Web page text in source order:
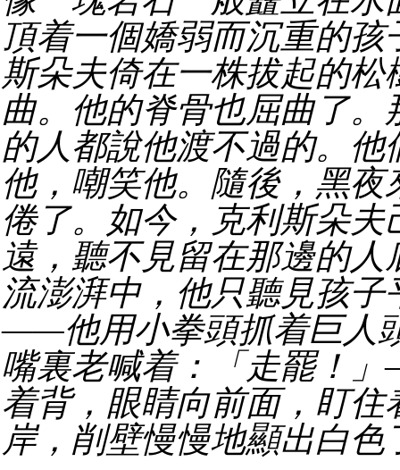
頂着一個嬌弱而沉重的孩
斯朵夫倚在一株拔起的松
曲。他的脊骨也屈曲了。
的人都說他渡不過的。他
他，嘲笑他。隨後，黑夜
倦了。如今，克利斯朵夫
遠，聽不見留在那邊的人
流澎湃中，他只聽見孩子
——他用小拳頭抓着巨人
嘴裏老喊着：「走罷！
着背，眼睛向前面，盯住
岸，削壁慢慢地顯出白色